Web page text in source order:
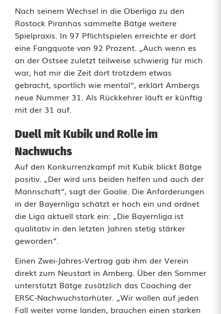
e
b
l
i
n
g
ä
t
g
e
k
e
h
r
t
z
Nach seinem Wechsel in die Oberliga zu den
Rostock Piranhas sammelte Bätge weitere
Spielpraxis. In 97 Pflichtspielen erreichte er dort
eine Fangquote von 92 Prozent. „Auch wenn es
an der Ostsee zuletzt teilweise schwierig für mich
war, hat mir die Zeit dort trotzdem etwas
gebracht, sportlich wie mental“, erklärt Ambergs
neue Nummer 31. Als Rückkehrer läuft er künftig
mit der 31 auf.
Duell mit Kubik und Rolle im
Nachwuchs
Auf den Konkurrenzkampf mit Kubik blickt Bätge
positiv. „Der wird uns beiden helfen und auch der
Mannschaft“, sagt der Goalie. Die Anforderungen
in der Bayernliga schätzt er hoch ein und ordnet
die Liga aktuell stark ein: „Die Bayernliga ist
qualitativ in den letzten Jahren stetig stärker
geworden“.
Einen Zwei-Jahres-Vertrag gab ihm der Verein
direkt zum Neustart in Amberg. Über den Sommer
unterstützt Bätge zusätzlich das Coaching der
ERSC-Nachwuchstorhüter. „Wir wollen auf jeden
Fall weiter vorne landen, brauchen einen starken